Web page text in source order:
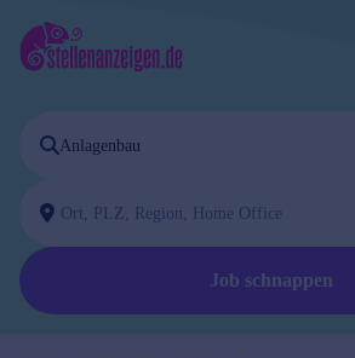
Job schnappen